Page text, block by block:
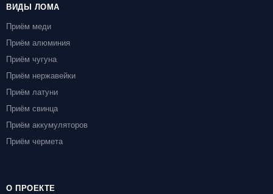
ВИДЫ ЛОМА
Приём меди
Приём алюминия
Приём чугуна
Приём нержавейки
Приём латуни
Приём свинца
Приём аккумуляторов
Приём чермета
О ПРОЕКТЕ